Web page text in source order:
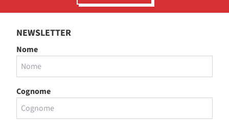
NEWSLETTER
Nome
Cognome